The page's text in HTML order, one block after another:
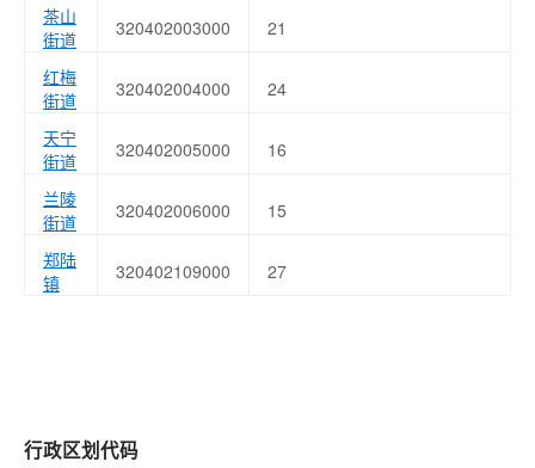
茶山
街道
320402003000 21
红梅
街道
320402004000 24
天宁
街道
320402005000 16
兰陵
街道
320402006000 15
郑陆
镇
320402109000 27
行政区划代码